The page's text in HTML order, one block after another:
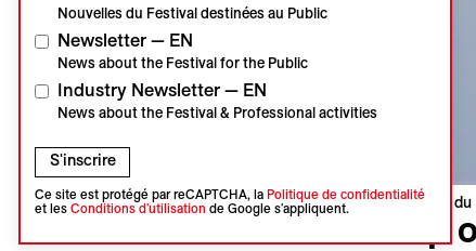
Visions du
Up
Nouvelles du Festival destinées au Public
Newsletter — EN
News about the Festival for the Public
Industry Newsletter — EN
News about the Festival & Professional activities
S'inscrire
Ce site est protégé par reCAPTCHA, la Politique de confidentialité
et les Conditions d'utilisation de Google s'appliquent.